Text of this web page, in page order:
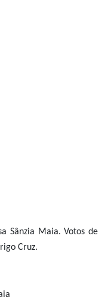
Sânzia Maia. Votos de
Cruz.